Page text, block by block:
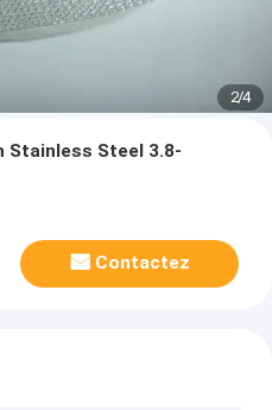
2/4
Stainless Steel 3.8-
Contactez